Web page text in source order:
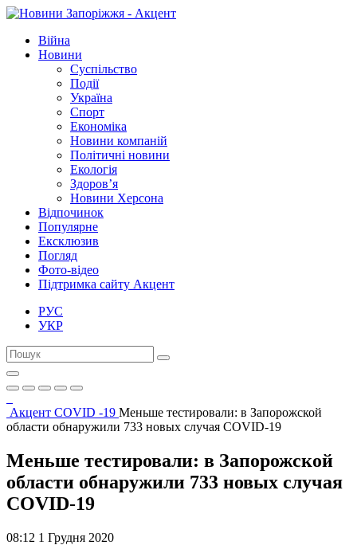
Війна
Новини
Суспільство
Події
Україна
Спорт
Економіка
Новини компаній
Політичні новини
Екологія
Здоров’я
Новини Херсона
Відпочинок
Популярне
Ексклюзив
Погляд
Фото-відео
Підтримка сайту Акцент
РУС
УКР
Акцент COVID -19 Меньше тестировали: в Запорожской
области обнаружили 733 новых случая COVID-19
Меньше тестировали: в Запорожской
области обнаружили 733 новых случая
COVID-19
08:12 1 Грудня 2020